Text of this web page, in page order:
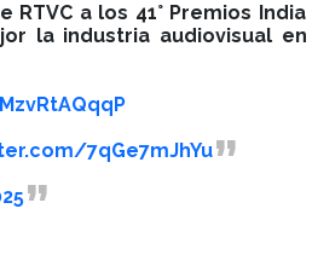
RTVC a los 41° Premios India
la industria audiovisual en
7qGe7mJhYu